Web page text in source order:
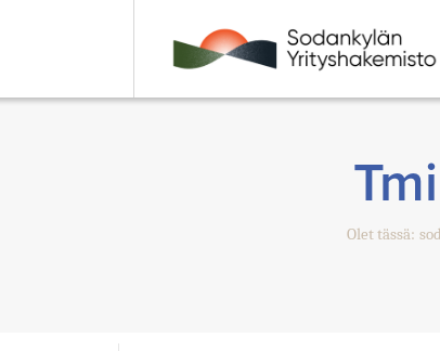
Olet tässä: